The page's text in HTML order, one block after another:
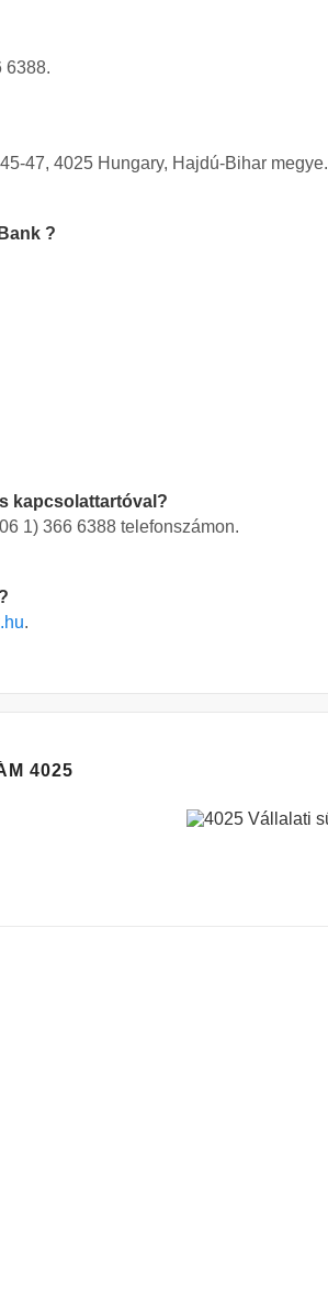
6388.
47, 4025 Hungary, Hajdú-Bihar megye.
?
kapcsolattartóval?
1) 366 6388 telefonszámon.
.
4025